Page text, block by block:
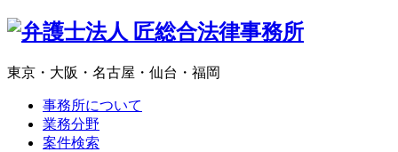
東京・大阪・名古屋・仙台・福岡
事務所について
業務分野
案件検索